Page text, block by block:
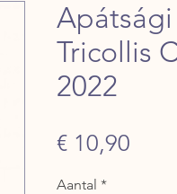
Apátsági
Tricollis
2022
€ 10,90
Aantal *